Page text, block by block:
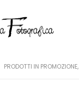
PRODOTTI IN PROMOZIONE,